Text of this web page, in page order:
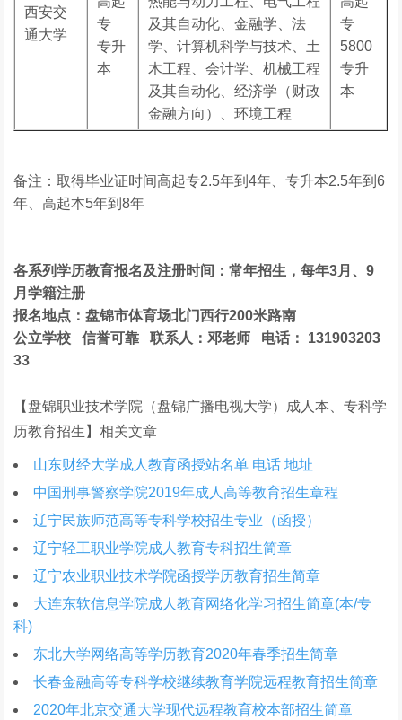
西安交
通大学
专
专升
本
及其自动化、金融学、法
学、计算机科学与技术、土
木工程、会计学、机械工程
及其自动化、经济学（财政
金融方向）、环境工程
专
5800
专升
本
备注：取得毕业证时间高起专2.5年到4年、专升本2.5年到6
年、高起本5年到8年
各系列学历教育报名及注册时间：常年招生，每年3月、9
月学籍注册
报名地点：盘锦市体育场北门西行200米路南
公立学校 信誉可靠 联系人：邓老师 电话： 131903203
33
【盘锦职业技术学院（盘锦广播电视大学）成人本、专科学
历教育招生】相关文章
山东财经大学成人教育函授站名单 电话 地址
中国刑事警察学院2019年成人高等教育招生章程
辽宁民族师范高等专科学校招生专业（函授）
辽宁轻工职业学院成人教育专科招生简章
辽宁农业职业技术学院函授学历教育招生简章
大连东软信息学院成人教育网络化学习招生简章(本/专
科)
东北大学网络高等学历教育2020年春季招生简章
长春金融高等专科学校继续教育学院远程教育招生简章
2020年北京交通大学现代远程教育校本部招生简章